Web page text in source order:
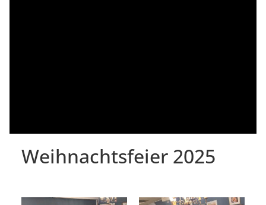
Weihnachtsfeier 2025